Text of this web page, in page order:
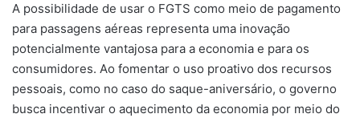
A possibilidade de usar o FGTS como meio de pagamento
para passagens aéreas representa uma inovação
potencialmente vantajosa para a economia e para os
consumidores. Ao fomentar o uso proativo dos recursos
pessoais, como no caso do saque-aniversário, o governo
busca incentivar o aquecimento da economia por meio do